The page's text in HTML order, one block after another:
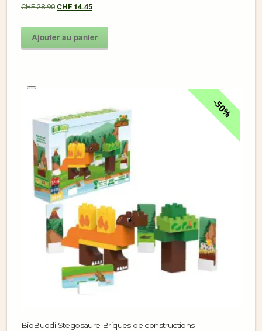
CHF28.90 CHF 14.45
Ajouter au panier
50%
BioBuddi Stegosaure Briques de constructions